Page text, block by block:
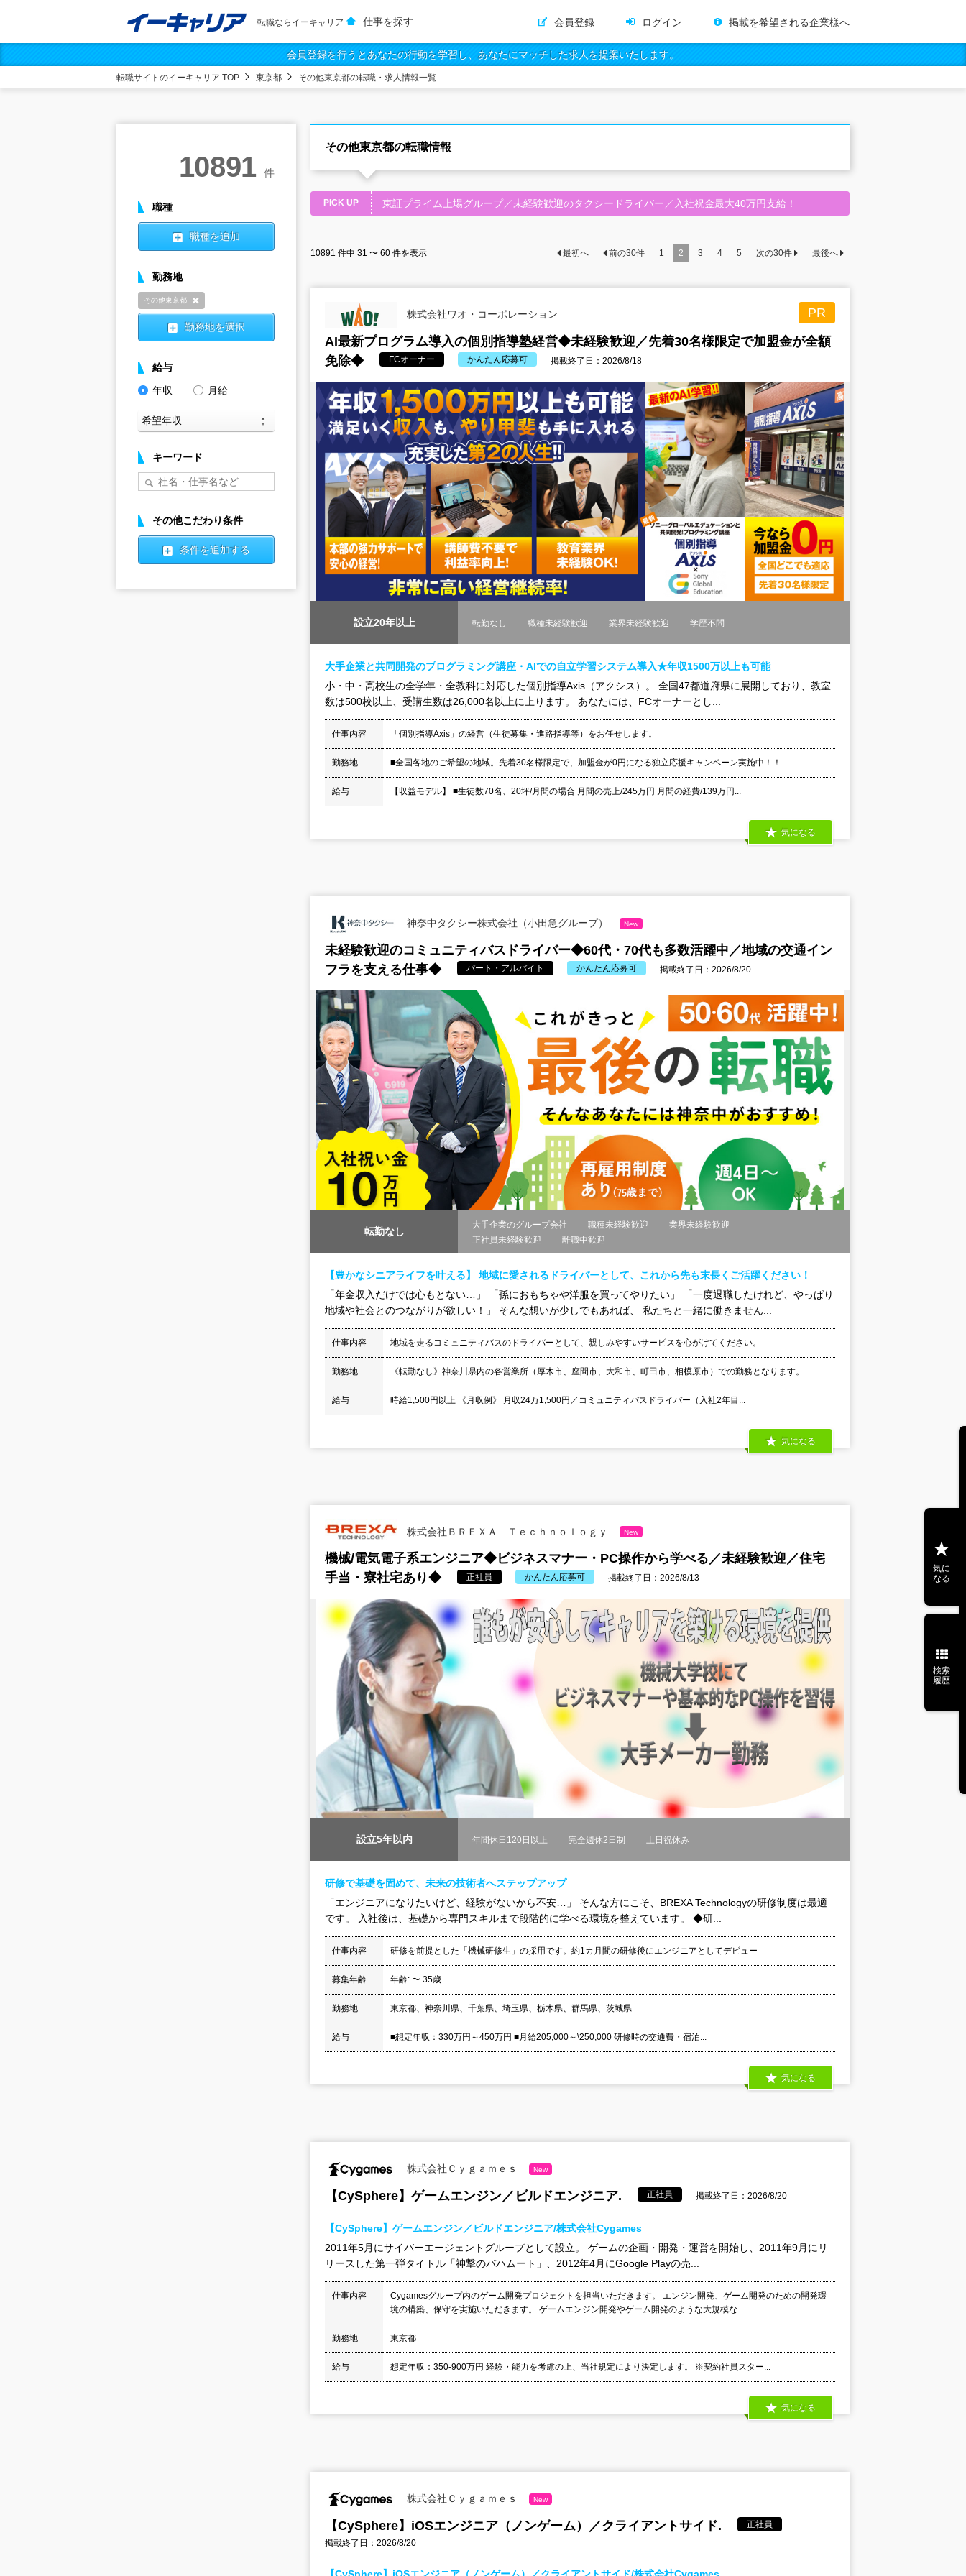
転職ならイーキャリア 仕事を探す 会員登録 ログイン 掲載を希望される企業様へ
会員登録を行うとあなたの行動を学習し、あなたにマッチした求人を提案いたします。
転職サイトのイーキャリア TOP 東京都 その他東京都の転職・求人情報一覧
その他東京都の転職情報
PICK UP 東証プライム上場グループ／未経験歓迎のタクシードライバー／入社祝金最大40万円支給！
10891 件中 31 〜 60 件を表示 最初へ 前の30件 1 2 3 4 5 次の30件 最後へ
株式会社ワオ・コーポレーション
PR
AI最新プログラム導入の個別指導塾経営◆未経験歓迎／先着30名様限定で加盟金が全額
免除◆
FCオーナー かんたん応募可 掲載終了日：2026/8/18
設立20年以上 転勤なし 職種未経験歓迎 業界未経験歓迎 学歴不問
大手企業と共同開発のプログラミング講座・AIでの自立学習システム導入★年収1500万以上も可能
小・中・高校生の全学年・全教科に対応した個別指導Axis（アクシス）。 全国47都道府県に展開しており、教室
数は500校以上、受講生数は26,000名以上に上ります。 あなたには、FCオーナーとし...
仕事内容 「個別指導Axis」の経営（生徒募集・進路指導等）をお任せします。
勤務地 ■全国各地のご希望の地域。先着30名様限定で、加盟金が0円になる独立応援キャンペーン実施中！！
給与 【収益モデル】 ■生徒数70名、20坪/月間の場合 月間の売上/245万円 月間の経費/139万円...
気になる
神奈中タクシー株式会社（小田急グループ） New
未経験歓迎のコミュニティバスドライバー◆60代・70代も多数活躍中／地域の交通イン
フラを支える仕事◆
パート・アルバイト かんたん応募可 掲載終了日：2026/8/20
転勤なし
大手企業のグループ会社 職種未経験歓迎
業界未経験歓迎
正社員未経験歓迎
離職中歓迎
【豊かなシニアライフを叶える】 地域に愛されるドライバーとして、これから先も末長くご活躍ください！
「年金収入だけでは心もとない…」 「孫におもちゃや洋服を買ってやりたい」 「一度退職したけれど、やっぱり
地域や社会とのつながりが欲しい！」 そんな想いが少しでもあれば、 私たちと一緒に働きません...
仕事内容 地域を走るコミュニティバスのドライバーとして、親しみやすいサービスを心がけてください。
勤務地 《転勤なし》神奈川県内の各営業所（厚木市、座間市、大和市、町田市、相模原市）での勤務となります。
給与 時給1,500円以上 《月収例》 月収24万1,500円／コミュニティバスドライバー（入社2年目...
気になる
株式会社ＢＲＥＸＡ Ｔｅｃｈｎｏｌｏｇｙ New
機械/電気電子系エンジニア◆ビジネスマナー・PC操作から学べる／未経験歓迎／住宅
手当・寮社宅あり◆
正社員 かんたん応募可 掲載終了日：2026/8/13
設立5年以内 年間休日120日以上 完全週休2日制 土日祝休み
研修で基礎を固めて、未来の技術者へステップアップ
「エンジニアになりたいけど、経験がないから不安…」 そんな方にこそ、BREXA Technologyの研修制度は最適
です。 入社後は、基礎から専門スキルまで段階的に学べる環境を整えています。 ◆研...
仕事内容 研修を前提とした「機械研修生」の採用です。約1カ月間の研修後にエンジニアとしてデビュー
募集年齢 年齢: 〜 35歳
勤務地 東京都、神奈川県、千葉県、埼玉県、栃木県、群馬県、茨城県
給与 ■想定年収：330万円～450万円 ■月給205,000～\250,000 研修時の交通費・宿泊...
気になる
株式会社Ｃｙｇａｍｅｓ New
【CySphere】ゲームエンジン／ビルドエンジニア. 正社員 掲載終了日：2026/8/20
【CySphere】ゲームエンジン／ビルドエンジニア/株式会社Cygames
2011年5月にサイバーエージェントグループとして設立。 ゲームの企画・開発・運営を開始し、2011年9月にリ
リースした第一弾タイトル「神撃のバハムート」、2012年4月にGoogle Playの売...
仕事内容
Cygamesグループ内のゲーム開発プロジェクトを担当いただきます。 エンジン開発、ゲーム開発のための開発環
境の構築、保守を実施いただきます。 ゲームエンジン開発やゲーム開発のような大規模な...
勤務地 東京都
給与 想定年収：350-900万円 経験・能力を考慮の上、当社規定により決定します。 ※契約社員スター...
気になる
株式会社Ｃｙｇａｍｅｓ New
【CySphere】iOSエンジニア（ノンゲーム）／クライアントサイド.
正社員
掲載終了日：2026/8/20
10891 件
職種
職種を追加
勤務地
その他東京都
勤務地を選択
給与
年収
月給
キーワード
その他こだわり条件
条件を追加する
気に
なる
検索
履歴